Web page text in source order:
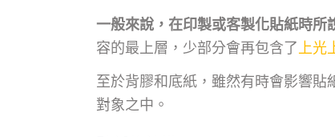
一般來說，在印製或客製化貼紙時
容的最上層，少部分會再包含了 上光
至於背膠和底紙，雖然有時會影響
對象之中。